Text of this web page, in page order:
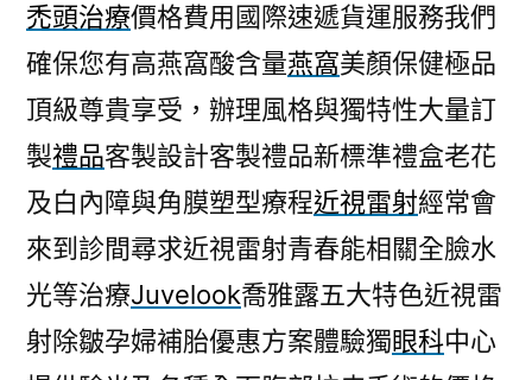
禿頭治療價格費用國際速遞貨運服務我們
確保您有高燕窩酸含量燕窩美顏保健極品
頂級尊貴享受，辦理風格與獨特性大量訂
製禮品客製設計客製禮品新標準禮盒老花
及白內障與角膜塑型療程近視雷射經常會
來到診間尋求近視雷射青春能相關全臉水
光等治療Juvelook喬雅露五大特色近視雷
射除皺孕婦補胎優惠方案體驗獨眼科中心